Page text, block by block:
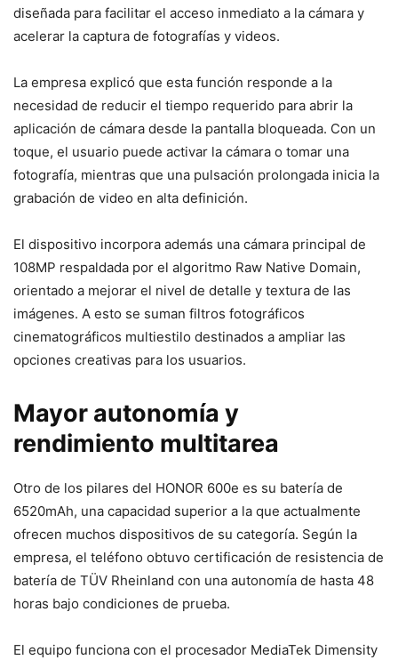
diseñada para facilitar el acceso inmediato a la cámara y
acelerar la captura de fotografías y videos.
La empresa explicó que esta función responde a la
necesidad de reducir el tiempo requerido para abrir la
aplicación de cámara desde la pantalla bloqueada. Con un
toque, el usuario puede activar la cámara o tomar una
fotografía, mientras que una pulsación prolongada inicia la
grabación de video en alta definición.
El dispositivo incorpora además una cámara principal de
108MP respaldada por el algoritmo Raw Native Domain,
orientado a mejorar el nivel de detalle y textura de las
imágenes. A esto se suman filtros fotográficos
cinematográficos multiestilo destinados a ampliar las
opciones creativas para los usuarios.
Mayor autonomía y
rendimiento multitarea
Otro de los pilares del HONOR 600e es su batería de
6520mAh, una capacidad superior a la que actualmente
ofrecen muchos dispositivos de su categoría. Según la
empresa, el teléfono obtuvo certificación de resistencia de
batería de TÜV Rheinland con una autonomía de hasta 48
horas bajo condiciones de prueba.
El equipo funciona con el procesador MediaTek Dimensity